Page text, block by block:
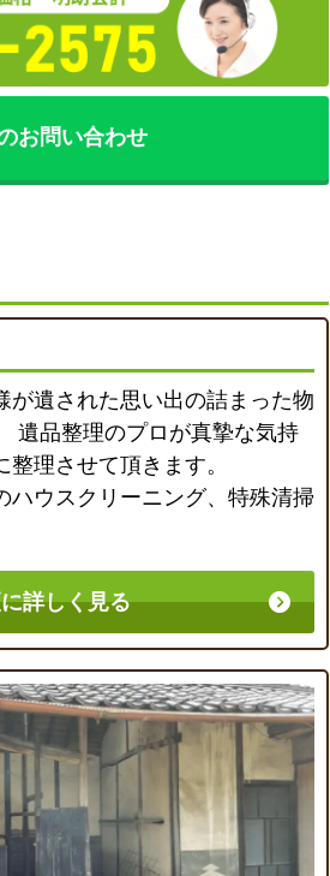
お問い合わせ
が遺された思い出の詰まった物
遺品整理のプロが真摯な気持
理させて頂きます。
ハウスクリーニング、特殊清掃
詳しく見る